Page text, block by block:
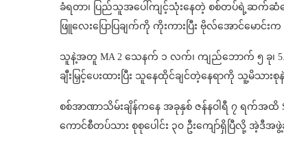
ခံရတာ၊ ပြည်သူအပေါ်ကျင့်သုံးနေတဲ့ စစ်တပ်ရဲ့ဆက်ဆံ
ဖြူလေးပြောပြချက်ကို ကိုးကားပြီး ဗိုလ်အောင်မောင်းက
သူနဲ့အတူ MA 2 သေနက် ၁ လက်၊ ကျည်ဘောက် ၅ ခု၊
ချီးမြှင့်ပေးထားပြီး သူနေထိုင်ချင်တဲ့နေရာကို သူ့မိသ
စစ်အာဏာသိမ်းချိန်ကနေ အခုနှစ် ဇန်နဝါရီ ၇ ရက်အထိ
ကောင်စီတပ်သား စုစုပေါင်း ၃၀ ဦးကျော်ရှိပြီလို့ အဲ့